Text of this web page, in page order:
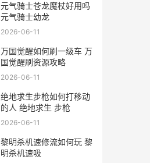
元气骑士苍龙魔杖好用吗
元气骑士幼龙
2026-06-11
万国觉醒如何刷一级车 万
国觉醒刷资源攻略
2026-06-11
绝地求生步枪如何打移动
的人 绝地求生 步枪
2026-06-11
黎明杀机速修流如何玩 黎
明杀机速吸